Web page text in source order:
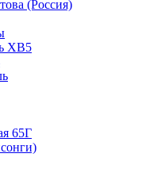
(Россия)
ХВ5
65Г